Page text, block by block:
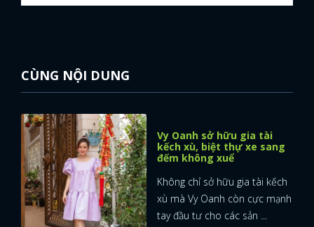
CÙNG NỘI DUNG
Vy Oanh sở hữu gia tài
kếch xù, biệt thự xe sang
đếm không xuể
Không chỉ sở hữu gia tài kếch
xù mà Vy Oanh còn cực mạnh
tay đầu tư cho các sản ...